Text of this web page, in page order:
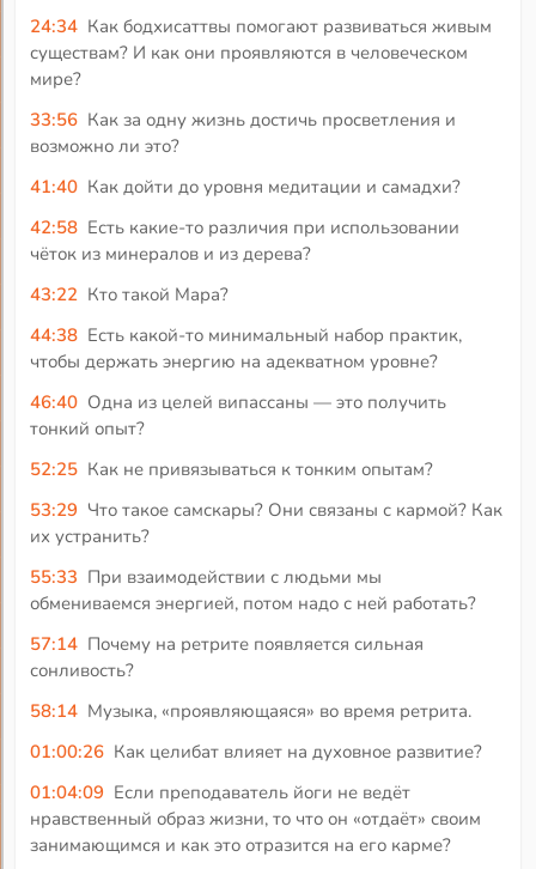
24:34 Как бодхисаттвы помогают развиваться живым
существам? И как они проявляются в человеческом
мире?
33:56 Как за одну жизнь достичь просветления и
возможно ли это?
41:40 Как дойти до уровня медитации и самадхи?
42:58 Есть какие-то различия при использовании
чёток из минералов и из дерева?
43:22 Кто такой Мара?
44:38 Есть какой-то минимальный набор практик,
чтобы держать энергию на адекватном уровне?
46:40 Одна из целей випассаны — это получить
тонкий опыт?
52:25 Как не привязываться к тонким опытам?
53:29 Что такое самскары? Они связаны с кармой? Как
их устранить?
55:33 При взаимодействии с людьми мы
обмениваемся энергией, потом надо с ней работать?
57:14 Почему на ретрите появляется сильная
сонливость?
58:14 Музыка, «проявляющаяся» во время ретрита.
01:00:26 Как целибат влияет на духовное развитие?
01:04:09 Если преподаватель йоги не ведёт
нравственный образ жизни, то что он «отдаёт» своим
занимающимся и как это отразится на его карме?